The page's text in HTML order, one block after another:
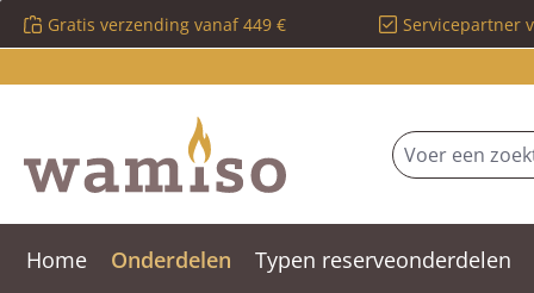
naar de hoofdinhoud
Ga naar de zoekopdracht
Ga naar de hoofdnavigatie
Gratis verzending vanaf 449 € Servicepartner
Home Onderdelen Typen reserveonderdelen